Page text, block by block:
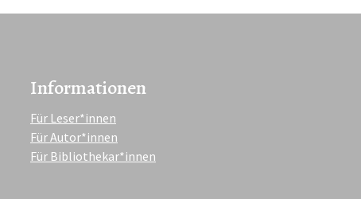
Informationen
Für Leser*innen
Für Autor*innen
Für Bibliothekar*innen